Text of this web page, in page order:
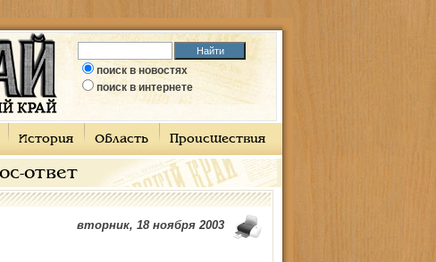
поиск в новостях
поиск в интернете
История Область Происшествия
ответ
вторник, 18 ноября 2003